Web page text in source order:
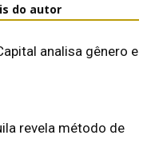
do autor
analisa gênero e
revela método de